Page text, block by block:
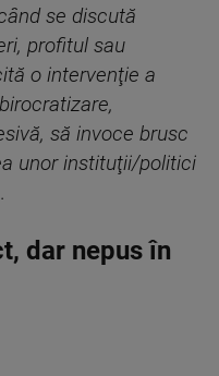
se discută
profitul sau
o intervenţie a
să invoce brusc
unor instituţii/politici
dar nepus în